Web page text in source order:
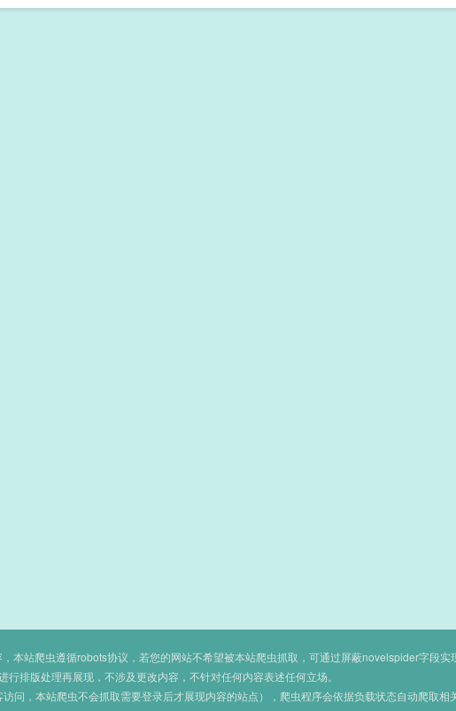
本站爬虫遵循robots协议，若您的网站不希望被本站爬虫抓取，可通过屏蔽novelspider字段实
排版处理再展现，不涉及更改内容，不针对任何内容表述任何立场。
问，本站爬虫不会抓取需要登录后才展现内容的站点），爬虫程序会依据负载状态自动爬取相